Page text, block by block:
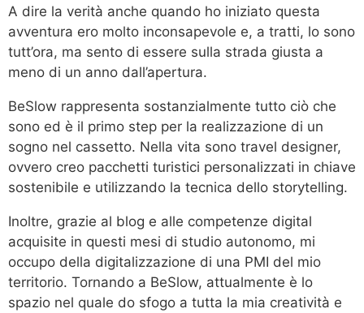
A dire la verità anche quando ho iniziato questa
avventura ero molto inconsapevole e, a tratti, lo sono
tutt’ora, ma sento di essere sulla strada giusta a
meno di un anno dall’apertura.
BeSlow rappresenta sostanzialmente tutto ciò che
sono ed è il primo step per la realizzazione di un
sogno nel cassetto. Nella vita sono travel designer,
ovvero creo pacchetti turistici personalizzati in chiave
sostenibile e utilizzando la tecnica dello storytelling.
Inoltre, grazie al blog e alle competenze digital
acquisite in questi mesi di studio autonomo, mi
occupo della digitalizzazione di una PMI del mio
territorio. Tornando a BeSlow, attualmente è lo
spazio nel quale do sfogo a tutta la mia creatività e